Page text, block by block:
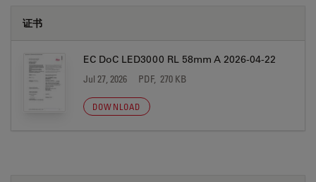
证书
EC DoC LED3000 RL 58mm A 2026-04-22
Jul 27, 2026 PDF, 270 KB
DOWNLOAD